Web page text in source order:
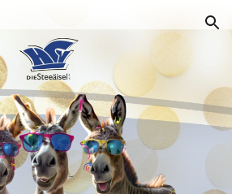
Skip to navigation